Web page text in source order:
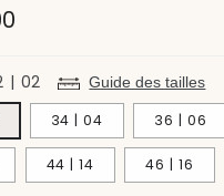
| 02 Guide des tailles
34 | 04 36 | 06
44 | 14 46 | 16